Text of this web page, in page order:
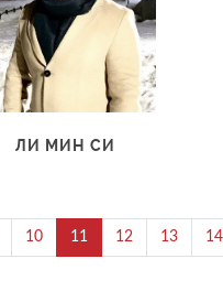
ЛИ МИН СИ
10 11 12 13 14